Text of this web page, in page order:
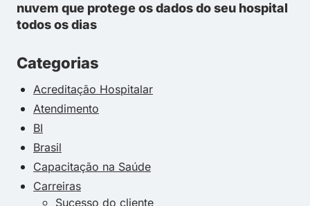
nuvem que protege os dados do seu hospital
todos os dias
Categorias
Acreditação Hospitalar
Atendimento
BI
Brasil
Capacitação na Saúde
Carreiras
Sucesso do cliente